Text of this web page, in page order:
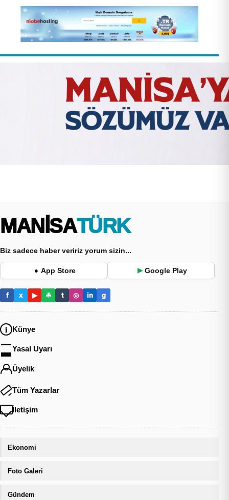
MANİSA TÜRK
Biz sadece haber veririz yorum sizin...
● App Store ▶ Google Play
f x ▶ ☘ t ◎ in g
Künye
Yasal Uyarı
Üyelik
Tüm Yazarlar
İletişim
Ekonomi
Foto Galeri
Gündem